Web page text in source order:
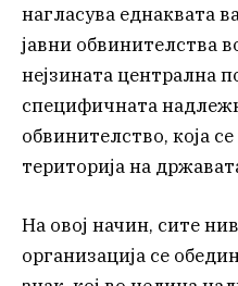
нагласува еднаквата
јавни обвинителства
нејзината централна
специфичната
обвинителство, која
територија на
На овој начин, сите
организација се